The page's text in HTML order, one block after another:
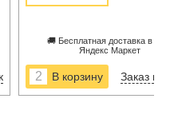
🚚 Бесплатная доставка в
Яндекс Маркет
Заказ в 1